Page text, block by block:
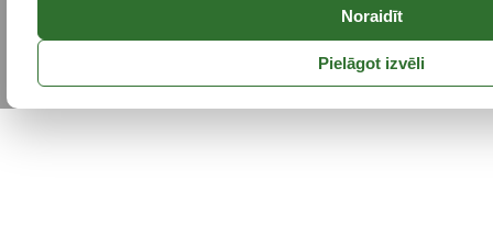
Noraidīt
Pielāgot izvēli